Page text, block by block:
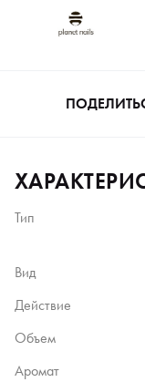
Тип
Вид
Действие
Объем
Аромат